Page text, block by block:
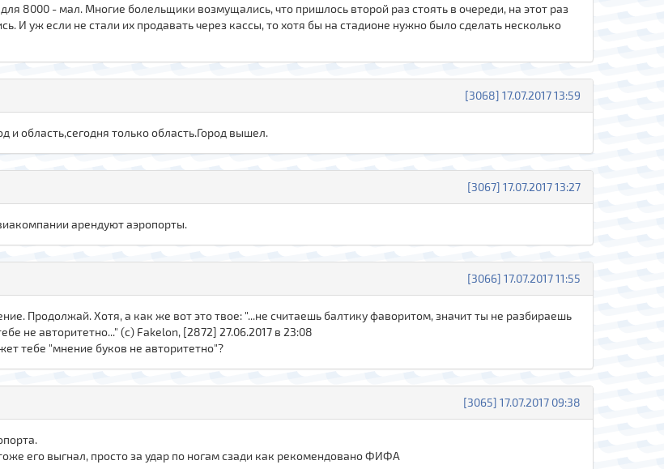
8000 - мал. Многие болельщики возмущались, что пришлось второй раз стоять в очереди, на этот раз
И уж если не стали их продавать через кассы, то хотя бы на стадионе нужно было сделать несколько
[3068] 17.07.2017 13:59
и область,сегодня только область.Город вышел.
[3067] 17.07.2017 13:27
арендуют аэропорты.
[3066] 17.07.2017 11:55
Продолжай. Хотя, а как же вот это твое: "...не считаешь балтику фаворитом, значит ты не разбираешь
не авторитетно..." (с) Fakelon, [2872] 27.06.2017 в 23:08
тебе "мнение буков не авторитетно"?
[3065] 17.07.2017 09:38
его выгнал, просто за удар по ногам сзади как рекомендовано ФИФА